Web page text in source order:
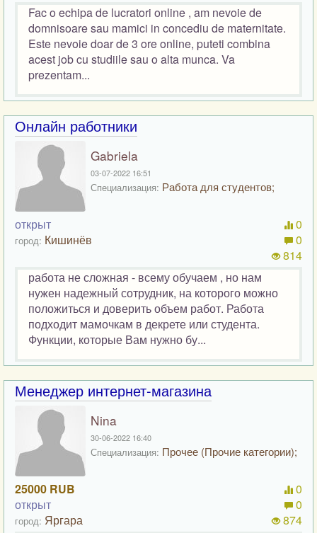
Fac o echipa de lucratori online , am nevoie de
domnisoare sau mamici in concediu de maternitate.
Este nevoie doar de 3 ore online, puteti combina
acest job cu studiile sau o alta munca. Va
prezentam...
Онлайн работники
Gabriela
03-07-2022 16:51
Специализация: Работа для студентов;
открыт
город: Кишинёв
0
0
814
работа не сложная - всему обучаем , но нам
нужен надежный сотрудник, на которого можно
положиться и доверить объем работ. Работа
подходит мамочкам в декрете или студента.
Функции, которые Вам нужно бу...
Менеджер интернет-магазина
Nina
30-06-2022 16:40
Специализация: Прочее (Прочие категории);
25000 RUB
открыт
город: Яргара
0
0
874